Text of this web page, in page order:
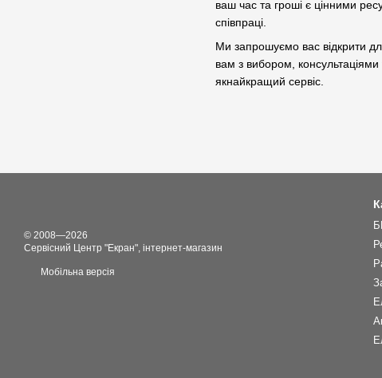
ваш час та гроші є цінними
співпраці.
Ми запрошуємо вас відкрити
вам з вибором,
якнайкращий сервіс.
© 2008—2026
Сервісний Центр "Екран", інтернет-магазин
Мобільна версія